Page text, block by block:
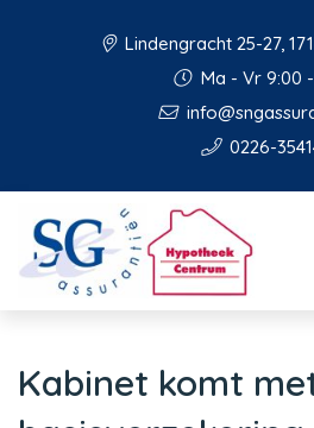
Lindengracht 25-27,
Ma - Vr 9:00
0226-
Kabinet komt